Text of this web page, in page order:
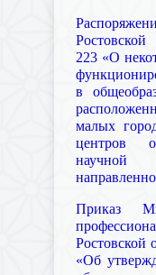
223 «О
в
малых
центров
научной
Приказ
Ростовской
«Об